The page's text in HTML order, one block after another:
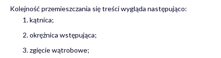
Kolejność przemieszczania się treści wygląda następująco:
kątnica;
okrężnica wstępująca;
zgięcie wątrobowe;